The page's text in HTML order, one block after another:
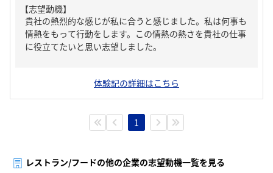
【志望動機】
貴社の熱烈的な感じが私に合うと感じました。私は何事も
情熱をもって行動をします。この情熱の熱さを貴社の仕事
に役立てたいと思い志望しました。
体験記の詳細はこちら
1
レストラン/フードの他の企業の志望動機一覧を見る